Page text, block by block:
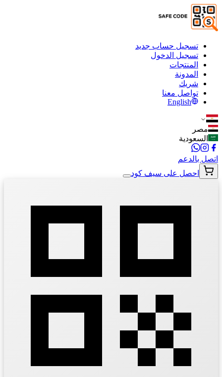
تسجيل حساب جديد
تسجيل الدخول
المنتجات
المدونة
شريك
تواصل معنا
English
مصر
السعودية
اتصل بالدعم
احصل على سيف كود